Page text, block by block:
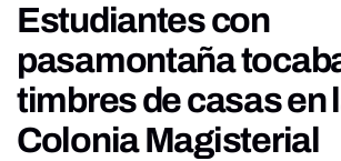
Estudiantes con
pasamontaña
timbres de casas en
Colonia Magisterial